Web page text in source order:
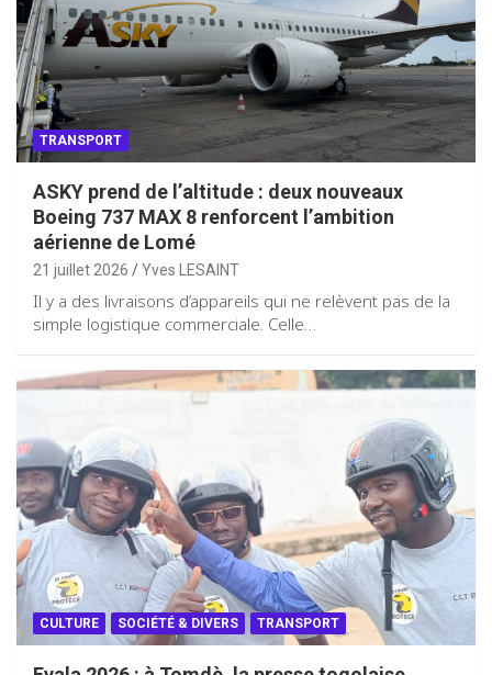
TRANSPORT
ASKY prend de l’altitude : deux nouveaux
Boeing 737 MAX 8 renforcent l’ambition
aérienne de Lomé
21 juillet 2026 Yves LESAINT
Il y a des livraisons d’appareils qui ne relèvent pas de la
simple logistique commerciale. Celle…
CULTURE SOCIÉTÉ & DIVERS TRANSPORT